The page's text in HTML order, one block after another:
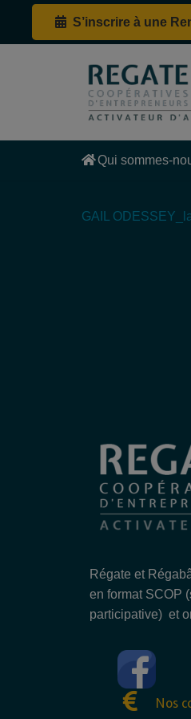
S’inscrire à une
Qui sommes-
GAIL
Régate et
en format SCOP
participative) et
Nos